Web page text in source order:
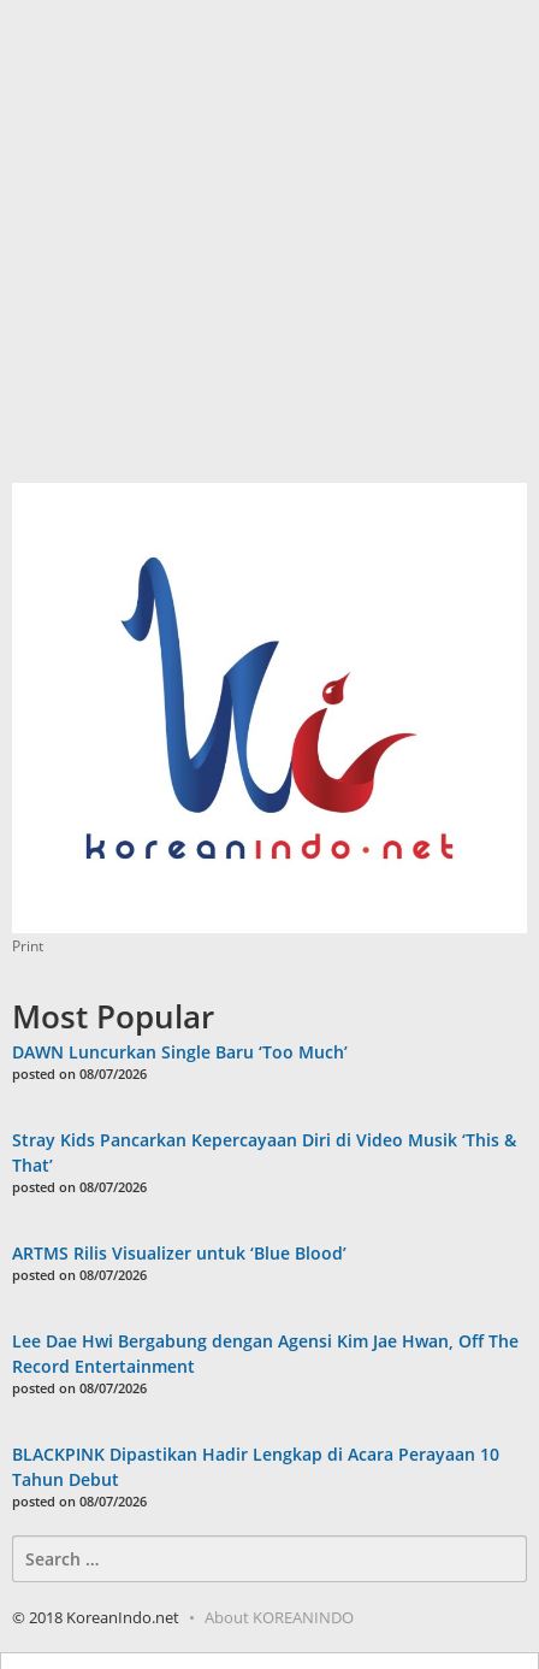
Print
Most Popular
DAWN Luncurkan Single Baru ‘Too Much’
posted on 08/07/2026
Stray Kids Pancarkan Kepercayaan Diri di Video Musik ‘This &
That’
posted on 08/07/2026
ARTMS Rilis Visualizer untuk ‘Blue Blood’
posted on 08/07/2026
Lee Dae Hwi Bergabung dengan Agensi Kim Jae Hwan, Off The
Record Entertainment
posted on 08/07/2026
BLACKPINK Dipastikan Hadir Lengkap di Acara Perayaan 10
Tahun Debut
posted on 08/07/2026
for:
© 2018 KoreanIndo.net About KOREANINDO